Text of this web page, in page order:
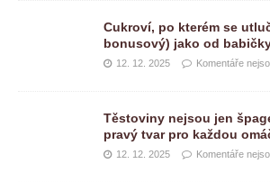
Cukroví, po kterém se
bonusový) jako od
12. 12. 2025 Komentáře
Těstoviny nejsou jen
pravý tvar pro každou
12. 12. 2025 Komentáře